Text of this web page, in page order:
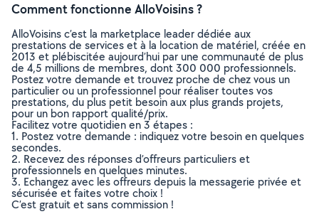
Comment fonctionne AlloVoisins ?
AlloVoisins c’est la marketplace leader dédiée aux
prestations de services et à la location de matériel, créée en
2013 et plébiscitée aujourd’hui par une communauté de plus
de 4,5 millions de membres, dont 300 000 professionnels.
Postez votre demande et trouvez proche de chez vous un
particulier ou un professionnel pour réaliser toutes vos
prestations, du plus petit besoin aux plus grands projets,
pour un bon rapport qualité/prix.
Facilitez votre quotidien en 3 étapes :
1. Postez votre demande : indiquez votre besoin en quelques
secondes.
2. Recevez des réponses d’offreurs particuliers et
professionnels en quelques minutes.
3. Echangez avec les offreurs depuis la messagerie privée et
sécurisée et faites votre choix !
C’est gratuit et sans commission !